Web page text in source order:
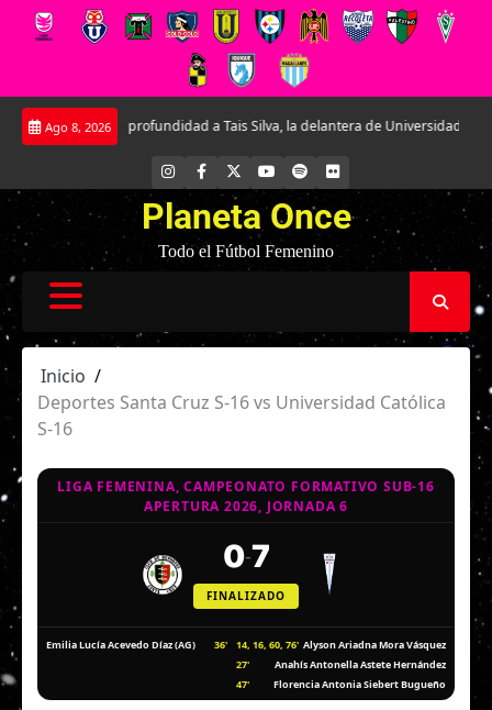
Saltar
Ago 8, 2026
en profundidad a Tais Silva, la delantera de Universidad Católica.
INSTAGRAM
FACEBOOK YOUTUBE
SPOTIFYFLICKR
Planeta Once
Todo el Fútbol Femenino
Inicio
Deportes Santa Cruz S-16 vs Universidad Católica
S-16
LIGA FEMENINA, CAMPEONATO FORMATIVO SUB-16
APERTURA 2026, JORNADA 6
0-7
FINALIZADO
Emilia Lucía Acevedo Díaz (AG) 36' 14, 16, 60, 76' Alyson Ariadna Mora Vásquez
27'
Anahís Antonella Astete Hernández
47'
Florencia Antonia Siebert Bugueño